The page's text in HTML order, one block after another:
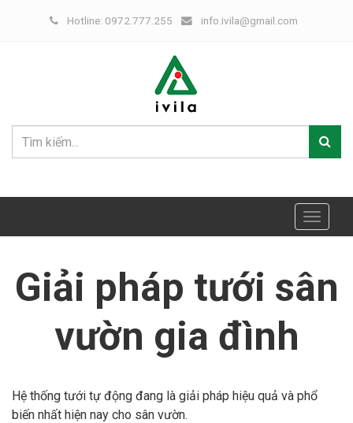
Hotline: 0972.777.255 info.ivila@gmail.com
Toggle
Giải pháp tưới sân
vườn gia đình
Hệ thống tưới tự động đang là giải pháp hiệu quả và phổ
biến nhất hiện nay cho sân vườn.